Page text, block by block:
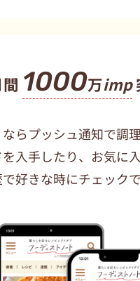
1000万imp
らプッシュ通知で調
を入手したり、お気に
好きな時にチェック